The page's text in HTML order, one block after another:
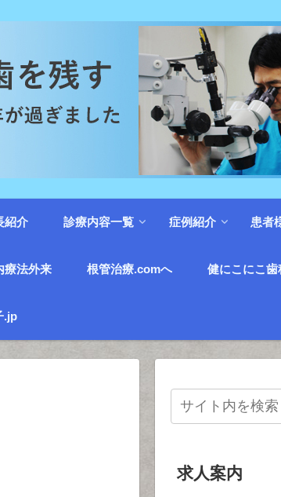
紹介 診療内容一覧 症例紹介 患者
療法外来 根管治療.comへ 健にこにこ歯
.jp
求人案内